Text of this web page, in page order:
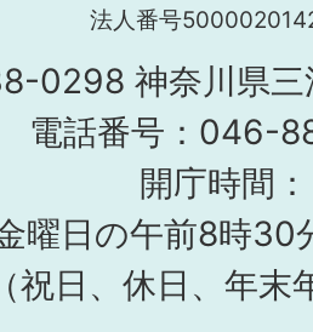
法人番号
0298 神奈川県三
電話番号：046-
開庁時間：
曜日の午前8時30
祝日、休日、年末